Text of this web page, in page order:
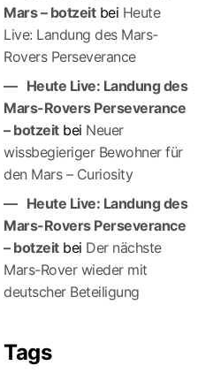
Mars – botzeitbei Heute
Live: Landung des Mars-
Rovers Perseverance
Heute Live: Landung des
Mars-Rovers Perseverance
– botzeitbei Neuer
wissbegieriger Bewohner für
den Mars – Curiosity
Heute Live: Landung des
Mars-Rovers Perseverance
– botzeitbei Der nächste
Mars-Ro­ver wieder mit
deutscher Beteiligung
Tags